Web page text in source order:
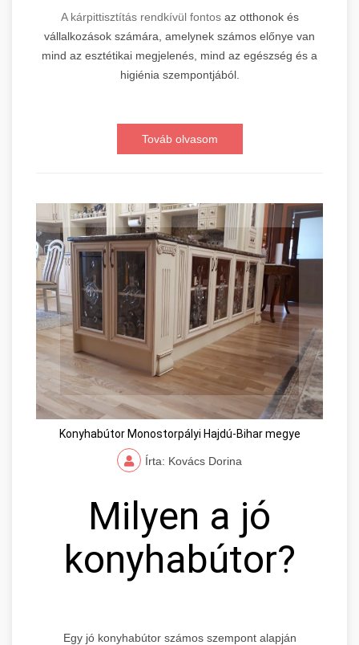
A kárpittisztítás rendkívül fontosaz otthonok és
vállalkozások számára, amelynek számos előnye van
mind az esztétikai megjelenés, mind az egészség és a
higiénia szempontjából.
Továb olvasom
Konyhabútor Monostorpályi Hajdú-Bihar megye
Írta: Kovács Dorina
Milyen a jó
konyhabútor?
Egy jó konyhabútor számos szempont alapján